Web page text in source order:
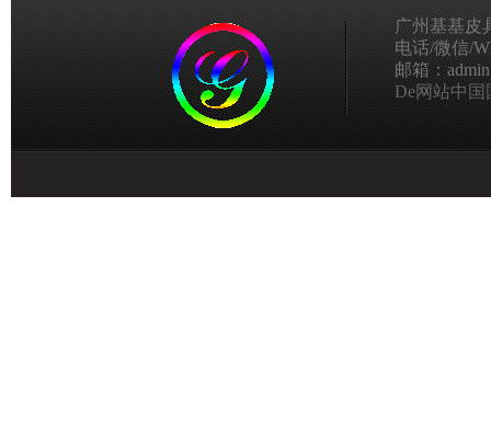
广州基基皮
电话/微信/
邮箱：
De网站中国